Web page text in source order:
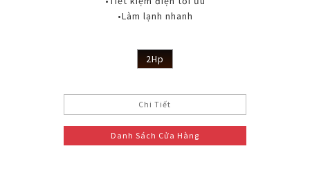
•Làm lạnh nhanh
2Hp
Chi Tiết
Danh Sách Cửa Hàng